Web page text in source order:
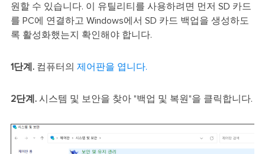
원할 수 있습니다. 이 유틸리티를 사용하려면 먼저 SD 카드
를 PC에 연결하고 Windows에서 SD 카드 백업을 생성하도
록 활성화했는지 확인해야 합니다.
1단계.컴퓨터의 제어판을 엽니다.
2단계.시스템 및 보안을 찾아 "백업 및 복원"을 클릭합니다.